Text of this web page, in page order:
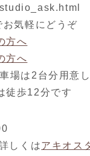
お気軽にどうぞ
方へ
方へ
場は2台分用意
徒歩12分です
しくはアキオス